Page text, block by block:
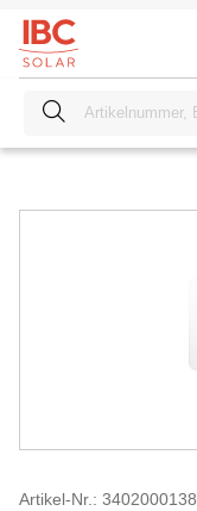
Artikel-Nr.: 3402000138